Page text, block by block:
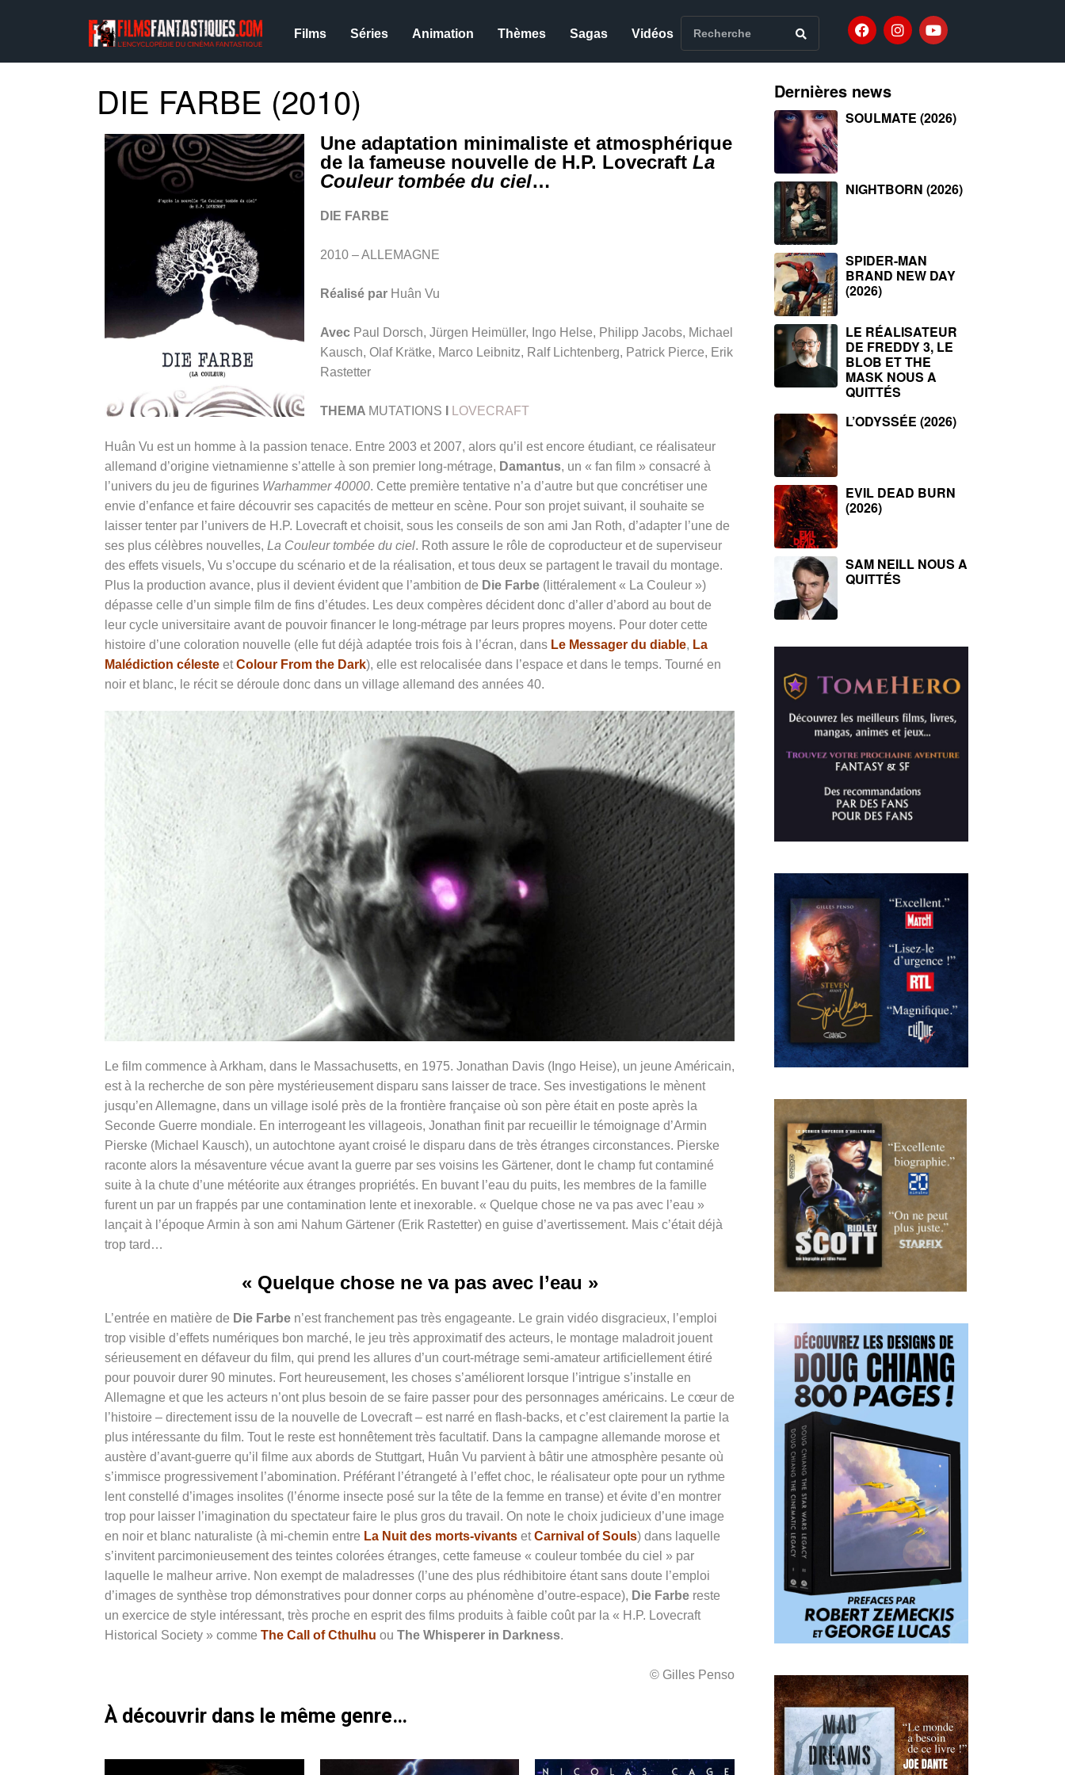
Films Séries Animation Thèmes Sagas Vidéos
DIE FARBE (2010)
Une adaptation minimaliste et atmosphérique
de la fameuse nouvelle de H.P. Lovecraft La
Couleur tombée du ciel…
DIE FARBE
2010 – ALLEMAGNE
Réalisé par Huân Vu
Avec Paul Dorsch, Jürgen Heimüller, Ingo Helse, Philipp Jacobs, Michael
Kausch, Olaf Krätke, Marco Leibnitz, Ralf Lichtenberg, Patrick Pierce, Erik
Rastetter
THEMA MUTATIONS LOVECRAFT
Huân Vu est un homme à la passion tenace. Entre 2003 et 2007, alors qu’il est encore étudiant, ce réalisateur
allemand d’origine vietnamienne s’attelle à son premier long-métrage, Damantus, un « fan film » consacré à
l’univers du jeu de figurines Warhammer 40000. Cette première tentative n’a d’autre but que concrétiser une
envie d’enfance et faire découvrir ses capacités de metteur en scène. Pour son projet suivant, il souhaite se
laisser tenter par l’univers de H.P. Lovecraft et choisit, sous les conseils de son ami Jan Roth, d’adapter l’une de
ses plus célèbres nouvelles, La Couleur tombée du ciel. Roth assure le rôle de coproducteur et de superviseur
des effets visuels, Vu s’occupe du scénario et de la réalisation, et tous deux se partagent le travail du montage.
Plus la production avance, plus il devient évident que l’ambition de Die Farbe (littéralement « La Couleur »)
dépasse celle d’un simple film de fins d’études. Les deux compères décident donc d’aller d’abord au bout de
leur cycle universitaire avant de pouvoir financer le long-métrage par leurs propres moyens. Pour doter cette
histoire d’une coloration nouvelle (elle fut déjà adaptée trois fois à l’écran, dans Le Messager du diable, La
Malédiction céleste etColour From the Dark), elle est relocalisée dans l’espace et dans le temps. Tourné en
noir et blanc, le récit se déroule donc dans un village allemand des années 40.
Le film commence à Arkham, dans le Massachusetts, en 1975. Jonathan Davis (Ingo Heise), un jeune Américain,
est à la recherche de son père mystérieusement disparu sans laisser de trace. Ses investigations le mènent
jusqu’en Allemagne, dans un village isolé près de la frontière française où son père était en poste après la
Seconde Guerre mondiale. En interrogeant les villageois, Jonathan finit par recueillir le témoignage d’Armin
Pierske (Michael Kausch), un autochtone ayant croisé le disparu dans de très étranges circonstances. Pierske
raconte alors la mésaventure vécue avant la guerre par ses voisins les Gärtener, dont le champ fut contaminé
suite à la chute d’une météorite aux étranges propriétés. En buvant l’eau du puits, les membres de la famille
furent un par un frappés par une contamination lente et inexorable. « Quelque chose ne va pas avec l’eau »
lançait à l’époque Armin à son ami Nahum Gärtener (Erik Rastetter) en guise d’avertissement. Mais c’était déjà
trop tard…
« Quelque chose ne va pas avec l’eau »
L’entrée en matière de Die Farbe n’est franchement pas très engageante. Le grain vidéo disgracieux, l’emploi
trop visible d’effets numériques bon marché, le jeu très approximatif des acteurs, le montage maladroit jouent
sérieusement en défaveur du film, qui prend les allures d’un court-métrage semi-amateur artificiellement étiré
pour pouvoir durer 90 minutes. Fort heureusement, les choses s’améliorent lorsque l’intrigue s’installe en
Allemagne et que les acteurs n’ont plus besoin de se faire passer pour des personnages américains. Le cœur de
l’histoire – directement issu de la nouvelle de Lovecraft – est narré en flash-backs, et c’est clairement la partie la
plus intéressante du film. Tout le reste est honnêtement très facultatif. Dans la campagne allemande morose et
austère d’avant-guerre qu’il filme aux abords de Stuttgart, Huân Vu parvient à bâtir une atmosphère pesante où
s’immisce progressivement l’abomination. Préférant l’étrangeté à l’effet choc, le réalisateur opte pour un rythme
lent constellé d’images insolites (l’énorme insecte posé sur la tête de la femme en transe) et évite d’en montrer
trop pour laisser l’imagination du spectateur faire le plus gros du travail. On note le choix judicieux d’une image
en noir et blanc naturaliste (à mi-chemin entre La Nuit des morts-vivants etCarnival of Souls) dans laquelle
s’invitent parcimonieusement des teintes colorées étranges, cette fameuse « couleur tombée du ciel » par
laquelle le malheur arrive. Non exempt de maladresses (l’une des plus rédhibitoire étant sans doute l’emploi
d’images de synthèse trop démonstratives pour donner corps au phénomène d’outre-espace), Die Farbe reste
un exercice de style intéressant, très proche en esprit des films produits à faible coût par la « H.P. Lovecraft
Historical Society » comme The Call of Cthulhu ou The Whisperer in Darkness.
© Gilles Penso
À découvrir dans le même genre…
Dernières news
SOULMATE (2026)
NIGHTBORN (2026)
SPIDER-MAN
BRAND NEW DAY
(2026)
LE RÉALISATEUR
DE FREDDY 3, LE
BLOB ET THE
MASK NOUS A
QUITTÉS
L’ODYSSÉE (2026)
EVIL DEAD BURN
(2026)
SAM NEILL NOUS A
QUITTÉS